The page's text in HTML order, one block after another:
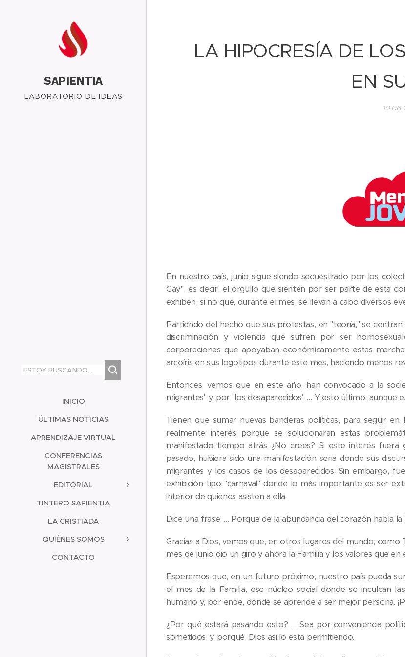
SAPIENTIA
LABORATORIO DE IDEAS
INICIO
ÚLTIMAS NOTICIAS
APRENDIZAJE VIRTUAL
CONFERENCIAS
MAGISTRALES
EDITORIAL
TINTERO SAPIENTIA
LA CRISTIADA
QUIÉNES SOMOS
CONTACTO
LA HIPOCRESÍA DE
EN
En nuestro país, junio sigue siendo secuestrado por los
Gay", es decir, el orgullo que sienten por ser parte de esta
exhiben, si no que, durante el mes, se llevan a cabo diversos
Partiendo del hecho que sus protestas, en "teoría," se
discriminación y violencia que sufren por ser
corporaciones que apoyaban económicamente estas
arcoíris en sus logotipos durante este mes, haciendo menos
Entonces, vemos que en este año, han convocado a la
migrantes" y por "los desaparecidos" … Y esto último, aunque
Tienen que sumar nuevas banderas políticas, para seguir
realmente interés porque se solucionaran estas
manifestado tiempo atrás ¿No crees? Si este interés
pasado, hubiera sido una manifestación seria donde sus
migrantes y los casos de los desaparecidos. Sin embargo,
exhibición tipo "carnaval" donde lo más importante es ser
interior de quienes asisten a ella.
Dice una frase: … Porque de la abundancia del corazón habla
Gracias a Dios, vemos que, en otros lugares del mundo, como
mes de junio dio un giro y ahora la Familia y los valores que en
Esperemos que, en un futuro próximo, nuestro país pueda
el mes de la Familia, ese núcleo social donde se inculcan
humano y, por ende, donde se aprende a ser mejor persona.
¿Por qué estará pasando esto? … Sea por conveniencia
sometidos, y porqué, Dios así lo esta permitiendo.